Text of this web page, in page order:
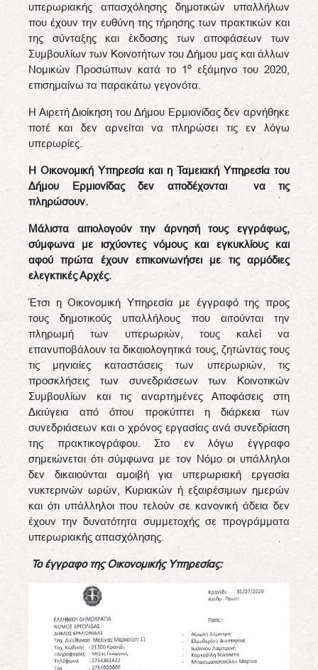
υπερωριακής απασχόλησης δημοτικών υπαλλήλων
που έχουν την ευθύνη της τήρησης των πρακτικών και
της σύνταξης και έκδοσης των αποφάσεων των
Συμβουλίων των Κοινοτήτων του Δήμου μας και άλλων
Νομικών Προσώπων κατά το 1ο εξάμηνο του 2020,
επισημαίνω τα παρακάτω γεγονότα.
Η Αιρετή Διοίκηση του Δήμου Ερμιονίδας δεν αρνήθηκε
ποτέ και δεν αρνείται να πληρώσει τις εν λόγω
υπερωρίες.
Η Οικονομική Υπηρεσία και η Ταμειακή Υπηρεσία του
Δήμου Ερμιονίδας δεν αποδέχονται να τις
πληρώσουν.
Μάλιστα αιτιολογούν την άρνησή τους εγγράφως,
σύμφωνα με ισχύοντες νόμους και εγκυκλίους και
αφού πρώτα έχουν επικοινωνήσει με τις αρμόδιες
ελεγκτικές Αρχές.
Έτσι η Οικονομική Υπηρεσία με έγγραφό της προς
τους δημοτικούς υπαλλήλους που αιτούνται την
πληρωμή των υπερωριών, τους καλεί να
επανυποβάλουν τα δικαιολογητικά τους, ζητώντας τους
τις μηνιαίες καταστάσεις των υπερωριών, τις
προσκλήσεις των συνεδριάσεων των Κοινοτικών
Συμβουλίων και τις αναρτημένες Αποφάσεις στη
Διαύγεια από όπου προκύπτει η διάρκεια των
συνεδριάσεων και ο χρόνος εργασίας ανά συνεδρίαση
της πρακτικογράφου. Στο εν λόγω έγγραφο
σημειώνεται ότι σύμφωνα με τον Νόμο οι υπάλληλοι
δεν δικαιούνται αμοιβή για υπερωριακή εργασία
νυκτερινών ωρών, Κυριακών ή εξαιρέσιμων ημερών
και ότι υπάλληλοι που τελούν σε κανονική άδεια δεν
έχουν την δυνατότητα συμμετοχής σε προγράμματα
υπερωριακής απασχόλησης.
Το έγγραφο της Οικονομικής Υπηρεσίας: